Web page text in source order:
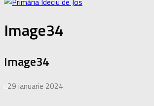
Image34
Image34
de·
29 ianuarie 2024